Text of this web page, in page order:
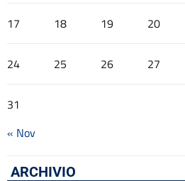
17 18 19 20
24 25 26 27
31
« Nov
ARCHIVIO